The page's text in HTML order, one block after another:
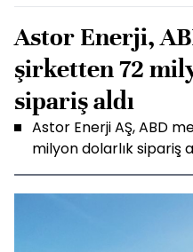
Astor Enerji,
şirketten 72
sipariş aldı
Astor Enerji AŞ, ABD
milyon dolarlık sipariş